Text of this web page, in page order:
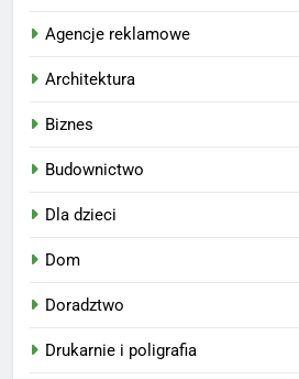
Agencje reklamowe
Architektura
Biznes
Budownictwo
Dla dzieci
Dom
Doradztwo
Drukarnie i poligrafia